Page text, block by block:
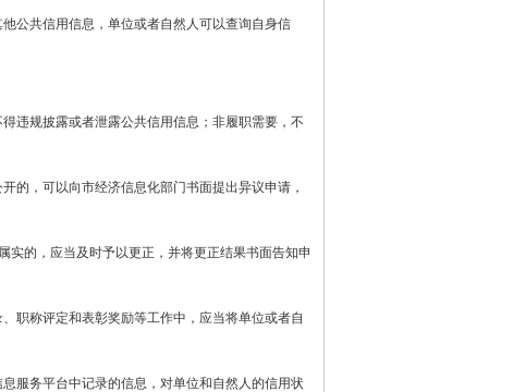
共信用信息，单位或者自然人可以查询自身信
规披露或者泄露公共信用信息；非履职需要，不
，可以向市经济信息化部门书面提出异议申请，
的，应当及时予以更正，并将更正结果书面告知申
称评定和表彰奖励等工作中，应当将单位或者自
务平台中记录的信息，对单位和自然人的信用状